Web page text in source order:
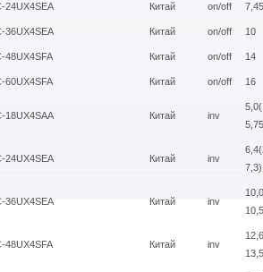
24UX4SEA Китай on/off 7,45
36UX4SEA Китай on/off 10
48UX4SFA Китай on/off 14
60UX4SFA Китай on/off 16
18UX4SAA Китай inv
24UX4SEA Китай inv
7,3)
36UX4SEA Китай inv
48UX4SFA Китай inv